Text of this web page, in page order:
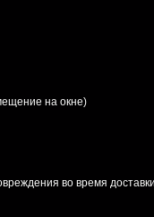
на окне)
во время